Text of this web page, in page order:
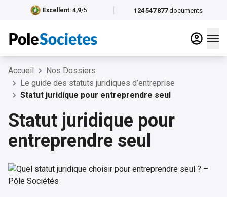
124 547 877 documents
Excellent: 4,9/5
Accueil
Nos Dossiers
Le guide des statuts juridiques d’entreprise
Statut juridique pour entreprendre seul
Statut juridique pour
entreprendre seul